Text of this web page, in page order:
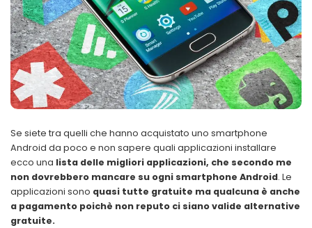
Se siete tra quelli che hanno acquistato uno smartphone
Android da poco e non sapere quali applicazioni installare
ecco una lista delle migliori applicazioni, che secondo me
non dovrebbero mancare su ogni smartphone Android. Le
applicazioni sono quasi tutte gratuite ma qualcuna è anche
a pagamento poichè non reputo ci siano valide alternative
gratuite.